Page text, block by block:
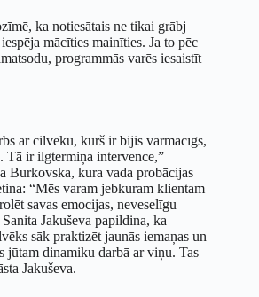
ka notiesātais ne tikai grābj
mācīties mainīties. Ja to pēc
programmās varēs iesaistīt
ar cilvēku, kurš ir bijis varmācīgs,
Tā ir ilgtermiņa intervence,”
Burkovska, kura vada probācijas
“Mēs varam jebkuram klientam
savas emocijas, neveselīgu
Jakuševa papildina, ka
sāk praktizēt jaunās iemaņas un
jūtam dinamiku darbā ar viņu. Tas
Jakuševa.